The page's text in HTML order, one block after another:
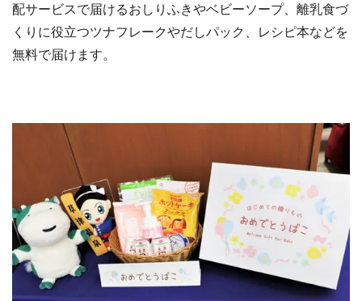
配サービスで届けるおしりふきやベビーソープ、離乳食づ
くりに役立つツナフレークやだしパック、レシピ本などを
無料で届けます。